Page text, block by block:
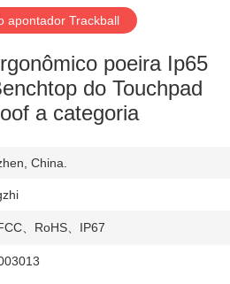
apontador Trackball
poeira Ip65
do Touchpad
a categoria
China.
、RoHS、IP67